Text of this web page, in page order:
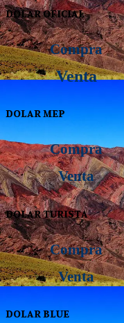
DOLAR OFICIAL
Compra
Venta
DOLAR MEP
Compra
Venta
DOLAR TURISTA
Compra
Venta
DOLAR BLUE